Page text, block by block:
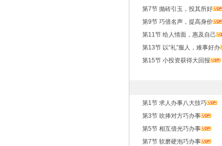
第7节 抛砖引玉，投其所好
第9节 巧借名声，提高身价
第11节 给人情面，惠及自己
第13节 以“礼”服人，难事好办
第15节 小投资获得大回报
第1节 求人办事八大技巧
第3节 吹捧对方巧办事
第5节 相互借光巧办事
第7节 软磨硬泡巧办事